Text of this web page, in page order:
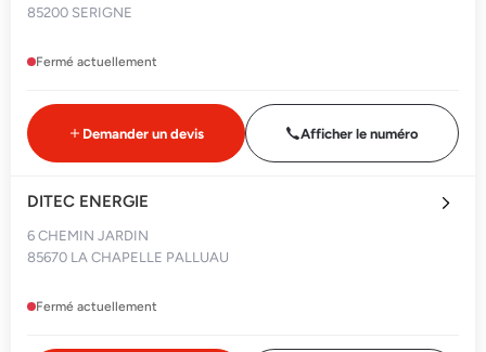
85200 SERIGNE
Fermé actuellement
Demander un devis Afficher le numéro
DITEC ENERGIE
6 CHEMIN JARDIN
85670 LA CHAPELLE PALLUAU
Fermé actuellement